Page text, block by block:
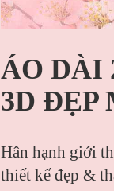
ÁO DÀI
3D ĐẸP
Hân hạnh giới
thiết kế đẹp &